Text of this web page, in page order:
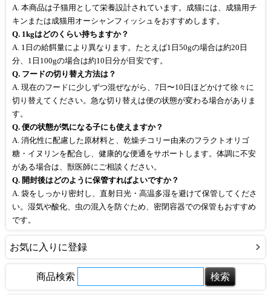
A. 本商品は子猫用として栄養設計されています。成猫には、成猫用チ
キンまたは成猫用オーシャンフィッシュをおすすめします。
Q. 1kgはどのくらい持ちますか？
A. 1日の給餌量により異なります。たとえば1日50gの場合は約20日
分、1日100gの場合は約10日分が目安です。
Q. フードの切り替え方法は？
A. 現在のフードに少しずつ混ぜながら、7日〜10日ほどかけて徐々に
切り替えてください。急な切り替えは便の状態が変わる場合がありま
す。
Q. 便の状態が気になる子にも使えますか？
A. 消化性に配慮した原材料と、乾燥チコリー由来のフラクトオリゴ
糖・イヌリンを配合し、健康的な便通をサポートします。体調に不安
がある場合は、獣医師にご相談ください。
Q. 開封後はどのように保管すればよいですか？
A. 袋をしっかり密封し、直射日光・高温多湿を避けて保管してくださ
い。湿気や酸化、虫の混入を防ぐため、密閉容器での保管もおすすめ
です。
お気に入りに登録
商品検索